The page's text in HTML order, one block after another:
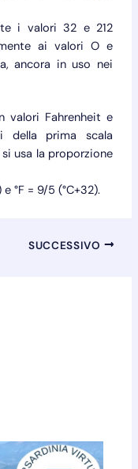
i valori 32 e 212
ai valori O e
ancora in uso nei
valori Fahrenheit e
della prima scala
usa la proporzione
°F = 9/5 (°C+32).
SUCCESSIVO